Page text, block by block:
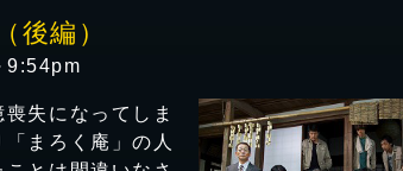
後編）
9:54pm
失になってしま
まろく庵」の人